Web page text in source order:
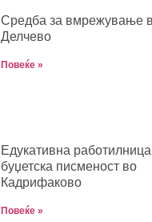
Средба за вмрежување
Делчево
Повеќе »
Едукативна
буџетска писменост во
Кадрифаково
Повеќе »